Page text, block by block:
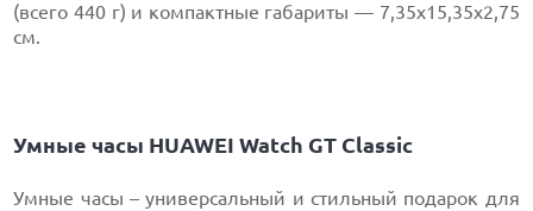
(всего 440 г) и компактные габариты — 7,35х15,35х2,75
см.
Умные часы HUAWEI Watch GT Classic
Умные часы – универсальный и стильный подарок для